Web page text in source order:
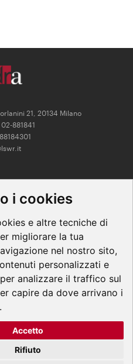
i cookies
e altre tecniche di
migliorare la tua
nel nostro sito,
personalizzati e
analizzare il traffico sul
capire da dove arrivano i
Accetto
Rifiuto
21, 20134 Milano
881841
Reserved - Edra Media